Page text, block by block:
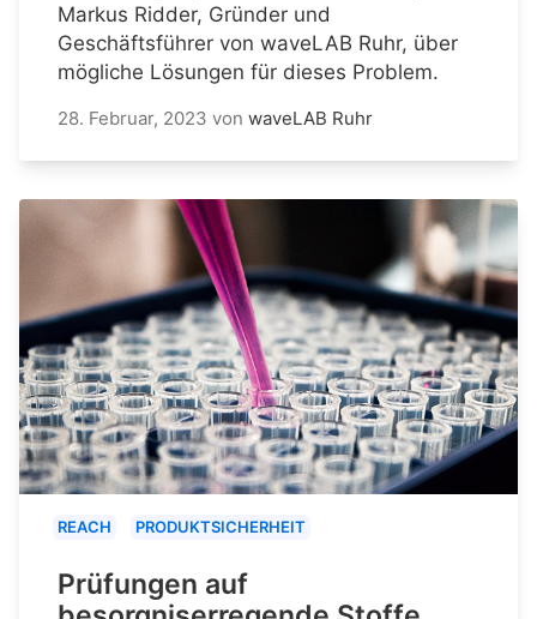
Markus Ridder, Gründer und
Geschäftsführer von waveLAB Ruhr, über
mögliche Lösungen für dieses Problem.
28. Februar, 2023 von waveLAB Ruhr
REACH PRODUKTSICHERHEIT
Prüfungen auf